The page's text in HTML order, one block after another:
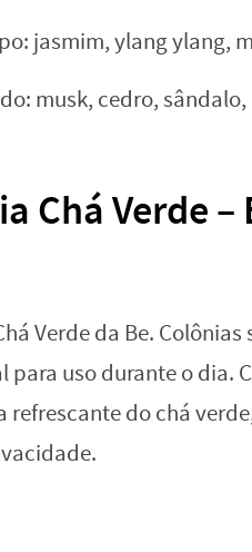
jasmim, ylang ylang,
musk, cedro,
Chá Verde
Verde da Be.
para uso durante o dia.
refrescante do chá